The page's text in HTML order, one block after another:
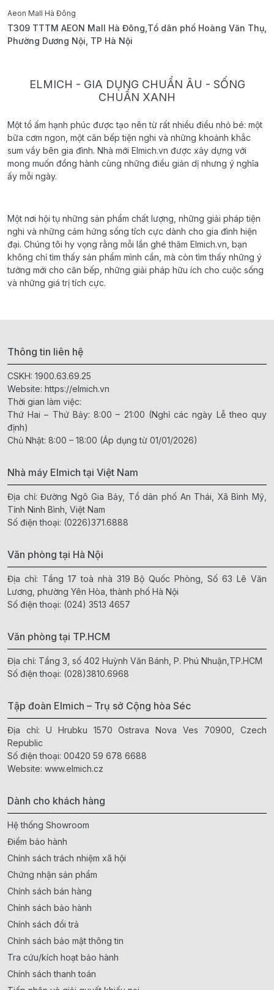
Aeon Mall Hà Đông
T309 TTTM AEON Mall Hà Đông,Tổ dân phố Hoàng Văn Thụ,
Phường Dương Nội, TP Hà Nội
ELMICH - GIA DỤNG CHUẨN ÂU - SỐNG
CHUẨN XANH
Một tổ ấm hạnh phúc được tạo nên từ rất nhiều điều nhỏ bé: một
bữa cơm ngon, một căn bếp tiện nghi và những khoảnh khắc
sum vầy bên gia đình. Nhà mới Elmich.vn được xây dựng với
mong muốn đồng hành cùng những điều giản dị nhưng ý nghĩa
ấy mỗi ngày.
Một nơi hội tụ những sản phẩm chất lượng, những giải pháp tiện
nghi và những cảm hứng sống tích cực dành cho gia đình hiện
đại. Chúng tôi hy vọng rằng mỗi lần ghé thăm Elmich.vn, bạn
không chỉ tìm thấy sản phẩm mình cần, mà còn tìm thấy những ý
tưởng mới cho căn bếp, những giải pháp hữu ích cho cuộc sống
và những giá trị tích cực.
Thông tin liên hệ
CSKH: 1900.63.69.25
Website: https://elmich.vn
Thời gian làm việc:
Thứ Hai – Thứ Bảy: 8:00 – 21:00 (Nghỉ các ngày Lễ theo quy
định)
Chủ Nhật: 8:00 – 18:00 (Áp dụng từ 01/01/2026)
Nhà máy Elmich tại Việt Nam
Địa chỉ: Đường Ngô Gia Bảy, Tổ dân phố An Thái, Xã Bình Mỹ,
Tỉnh Ninh Bình, Việt Nam
Số điện thoại: (0226)371.6888
Văn phòng tại Hà Nội
Địa chỉ: Tầng 17 toà nhà 319 Bộ Quốc Phòng, Số 63 Lê Văn
Lương, phường Yên Hòa, thành phố Hà Nội
Số điện thoại: (024) 3513 4657
Văn phòng tại TP.HCM
Địa chỉ: Tầng 3, số 402 Huỳnh Văn Bánh, P. Phú Nhuận,TP.HCM
Số điện thoại: (028)3810.6968
Tập đoàn Elmich – Trụ sở Cộng hòa Séc
Địa chỉ: U Hrubku 1570 Ostrava Nova Ves 70900, Czech
Republic
Số điện thoại: 00420 59 678 6688
Website: www.elmich.cz
Dành cho khách hàng
Hệ thống Showroom
Điểm bảo hành
Chính sách trách nhiệm xã hội
Chứng nhận sản phẩm
Chính sách bán hàng
Chính sách bảo hành
Chính sách đổi trả
Chính sách bảo mật thông tin
Tra cứu/kích hoạt bảo hành
Chính sách thanh toán